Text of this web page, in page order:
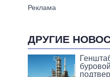
ДРУГИЕ